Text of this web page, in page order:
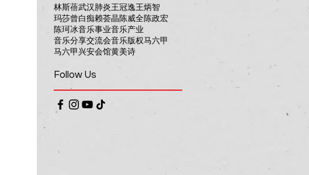
林斯蓓武汉肺炎王冠逸王炳智
玛莎曾白痴赖荟晶陈威全陈政宏
陈珂冰音乐事业音乐产业
音乐分享交流会音乐版权马六甲
马六甲兴安会馆黄美诗
Follow Us